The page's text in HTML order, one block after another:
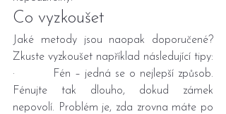
Co vyzkoušet
Jaké metody jsou naopak doporučené?
Zkuste vyzkoušet například následující tipy:
·         Fén – jedná se o nejlepší způsob.
Fénujte tak dlouho, dokud zámek
nepovolí. Problém je, zda zrovna máte po